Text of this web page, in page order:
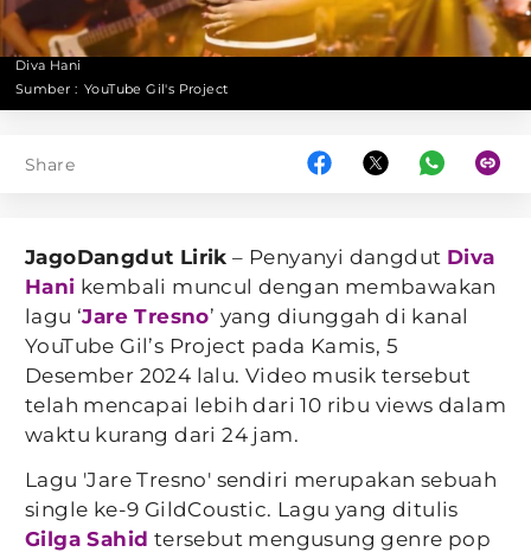
Diva Hani
Sumber : YouTube Gil's Project
Share
JagoDangdut Lirik – Penyanyi dangdut Diva
Hani kembali muncul dengan membawakan
lagu ‘Jare Tresno’ yang diunggah di kanal
YouTube Gil’s Project pada Kamis, 5
Desember 2024 lalu. Video musik tersebut
telah mencapai lebih dari 10 ribu views dalam
waktu kurang dari 24 jam.
Lagu 'Jare Tresno' sendiri merupakan sebuah
single ke-9 GildCoustic. Lagu yang ditulis
Gilga Sahid tersebut mengusung genre pop